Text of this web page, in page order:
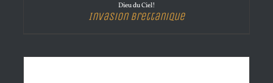
Dieu du Ciel!
Invasion Brettanique